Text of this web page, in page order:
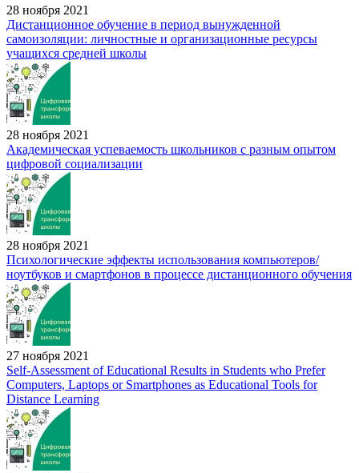
28 ноября 2021
Дистанционное обучение в период вынужденной
самоизоляции: личностные и организационные ресурсы
учащихся средней школы
28 ноября 2021
Академическая успеваемость школьников с разным опытом
цифровой социализации
28 ноября 2021
Психологические эффекты использования компьютеров/
ноутбуков и смартфонов в процессе дистанционного обучения
27 ноября 2021
Self-Assessment of Educational Results in Students who Prefer
Computers, Laptops or Smartphones as Educational Tools for
Distance Learning